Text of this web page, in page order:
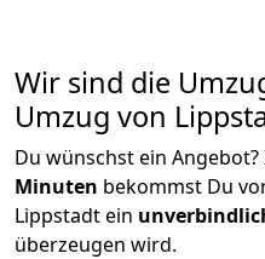
Wir sind die
Umzug von
Du wünschst ein
Minuten bekommst Du
Lippstadt ein
überzeugen wird.